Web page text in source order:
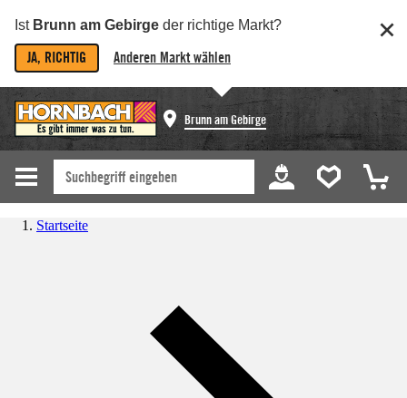
Ist Brunn am Gebirge der richtige Markt?
JA, RICHTIG Anderen Markt wählen
Brunn am Gebirge
Startseite